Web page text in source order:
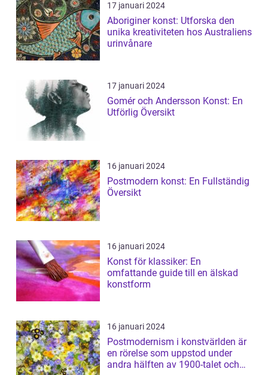
17 januari 2024
Aboriginer konst: Utforska den
unika kreativiteten hos Australiens
urinvånare
17 januari 2024
Gomér och Andersson Konst: En
Utförlig Översikt
16 januari 2024
Postmodern konst: En Fullständig
Översikt
16 januari 2024
Konst för klassiker: En
omfattande guide till en älskad
konstform
16 januari 2024
Postmodernism i konstvärlden är
en rörelse som uppstod under
andra hälften av 1900-talet och